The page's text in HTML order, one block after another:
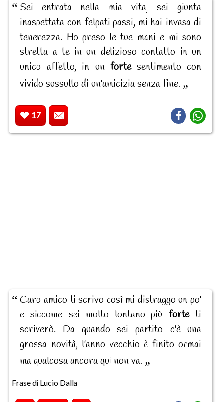
Sei entrata nella mia vita, sei giunta
inaspettata con felpati passi, mi hai invasa di
tenerezza. Ho preso le tue mani e mi sono
stretta a te in un delizioso contatto in un
unico affetto, in un fortesentimento con
vivido sussulto di un'amicizia senza fine.
17
Caro amico ti scrivo così mi distraggo un po'
e siccome sei molto lontano più forteti
scriverò. Da quando sei partito c'è una
grossa novità, l'anno vecchio è finito ormai
ma qualcosa ancora qui non va.
Frase di Lucio Dalla